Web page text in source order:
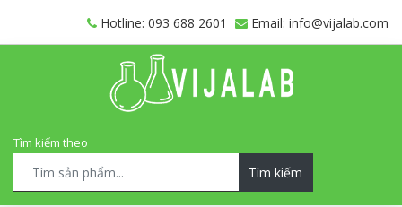
Hotline: 093 688 2601 Email: info@vijalab.com
Tìm kiếm theo
Tìm kiếm